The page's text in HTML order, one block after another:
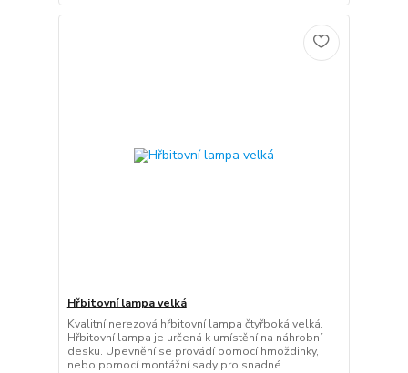
Hřbitovní lampa velká
Kvalitní nerezová hřbitovní lampa čtyřboká velká.
Hřbitovní lampa je určená k umístění na náhrobní
desku. Upevnění se provádí pomocí hmoždinky,
nebo pomocí montážní sady pro snadné